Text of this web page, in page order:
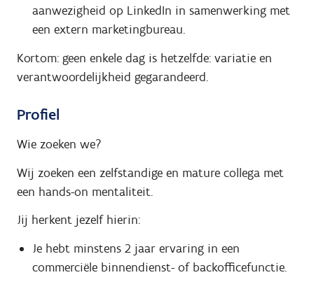
aanwezigheid op LinkedIn in samenwerking met
een extern marketingbureau.
Kortom: geen enkele dag is hetzelfde: variatie en
verantwoordelijkheid gegarandeerd.
Profiel
Wie zoeken we?
Wij zoeken een zelfstandige en mature collega met
een hands-on mentaliteit.
Jij herkent jezelf hierin:
Je hebt minstens 2 jaar ervaring in een
commerciële binnendienst- of backofficefunctie.